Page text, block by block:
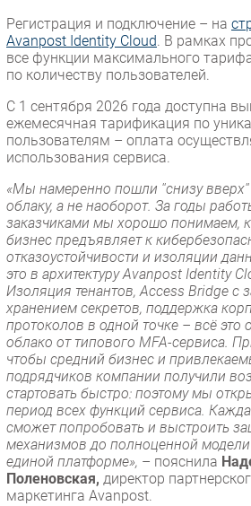
Регистрация и подключение – на
Avanpost Identity Cloud. В рамках
все функции максимального
по количеству пользователей.
С 1 сентября 2026 года доступна
ежемесячная тарификация по
пользователям – оплата
использования сервиса.
«Мы намеренно пошли ''снизу
облаку, а не наоборот. За годы
заказчиками мы хорошо понимаем,
бизнес предъявляет к
отказоустойчивости и изоляции
это в архитектуру Avanpost Identity
Изоляция тенантов, Access Bridge
хранением секретов, поддержка
протоколов в одной точке – всё это
облако от типового MFA-сервиса.
чтобы средний бизнес и
подрядчиков компании получили
стартовать быстро: поэтому мы
период всех функций сервиса.
сможет попробовать и выстроить
механизмов до полноценной
единой платформе», – пояснила
Поленовская, директор
маркетинга Avanpost.